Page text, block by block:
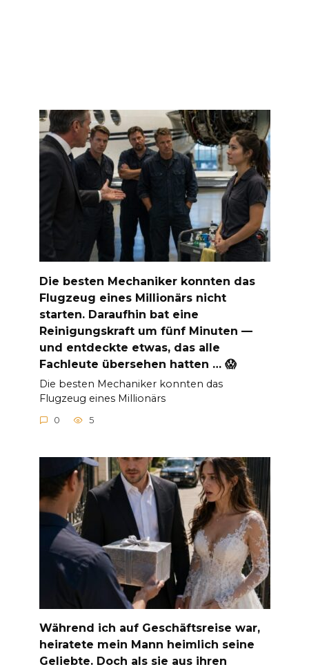
Die besten Mechaniker konnten das
Flugzeug eines Millionärs nicht
starten. Daraufhin bat eine
Reinigungskraft um fünf Minuten —
und entdeckte etwas, das alle
Fachleute übersehen hatten … 😱
Die besten Mechaniker konnten das
Flugzeug eines Millionärs
0 5
Während ich auf Geschäftsreise war,
heiratete mein Mann heimlich seine
Geliebte. Doch als sie aus ihren